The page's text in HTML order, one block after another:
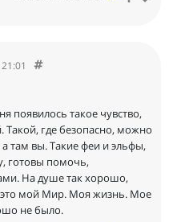
появилось такое чувство,
Такой, где безопасно, можно
там вы. Такие феи и эльфы,
готовы помочь,
На душе так хорошо,
мой Мир. Моя жизнь. Мое
не было.